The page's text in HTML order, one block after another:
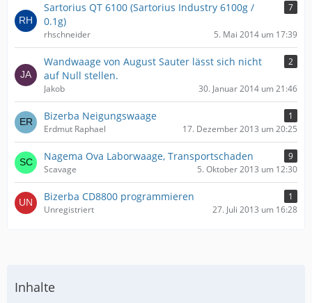
Sartorius QT 6100 (Sartorius Industry 6100g /
0.1g)
7
rhschneider 5. Mai 2014 um 17:39
Wandwaage von August Sauter lässt sich nicht
auf Null stellen.
2
Jakob 30. Januar 2014 um 21:46
Bizerba Neigungswaage
1
Erdmut Raphael
17. Dezember 2013 um 20:25
Nagema Ova Laborwaage, Transportschaden
9
Scavage
5. Oktober 2013 um 12:30
Bizerba CD8800 programmieren
1
Unregistriert
27. Juli 2013 um 16:28
Inhalte